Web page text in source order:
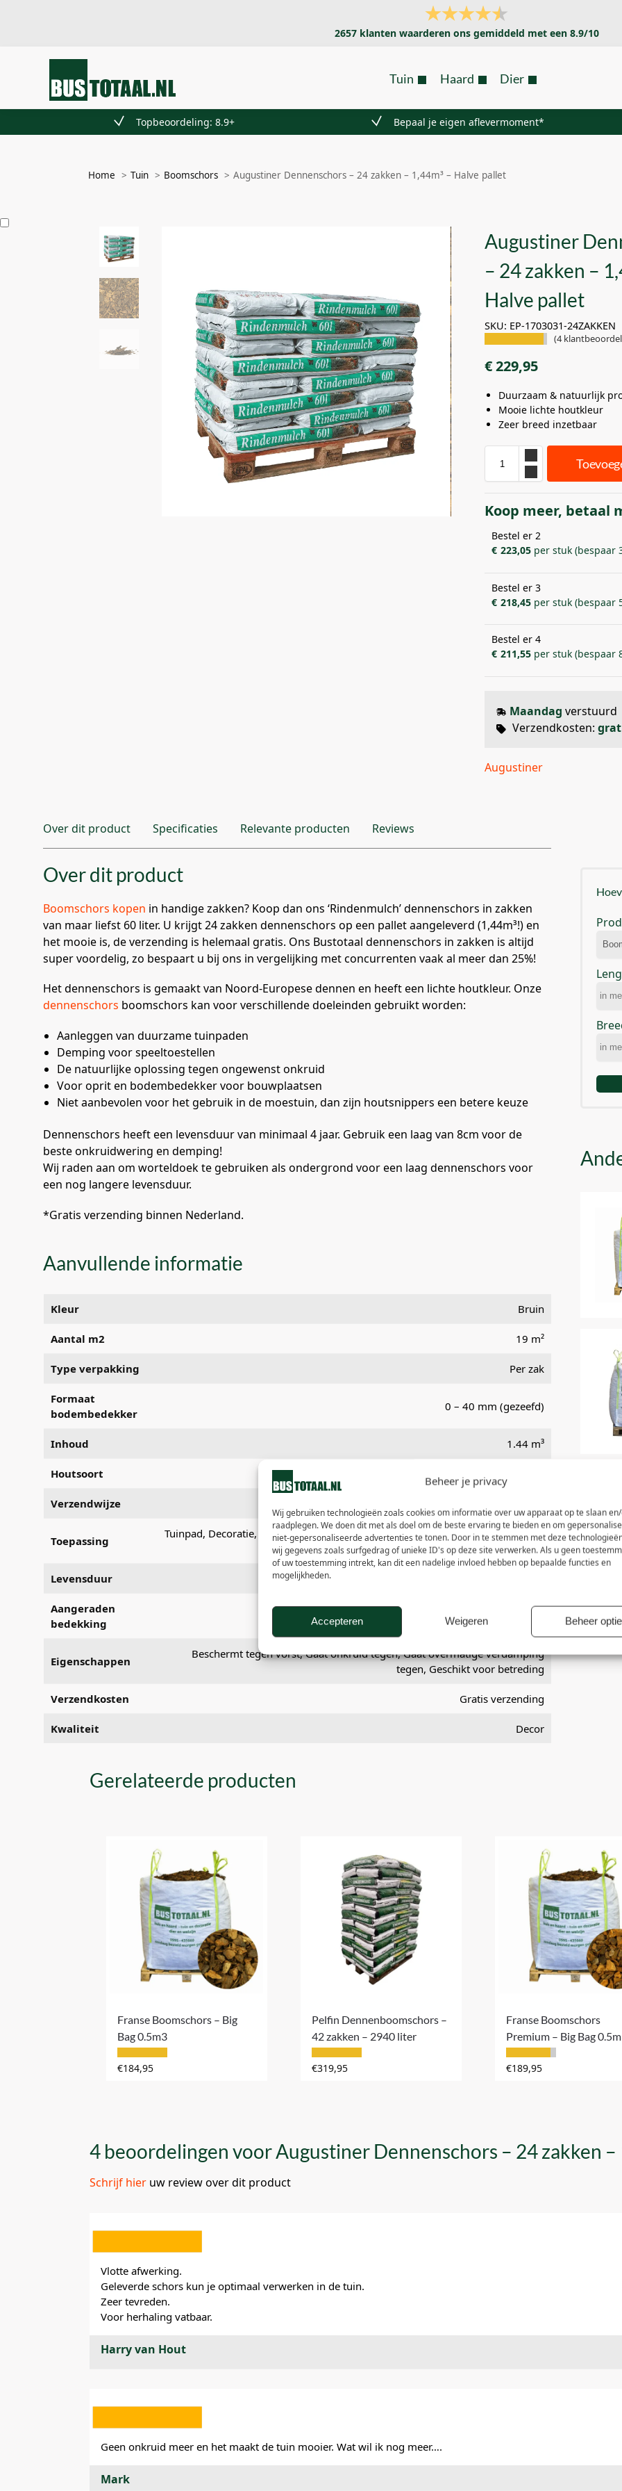
Beheer je privacy
Wij gebruiken technologieën zoals cookies om informatie over uw apparaat op te slaan
raadplegen. We doen dit met als doel om de beste ervaring te bieden en om
niet-gepersonaliseerde advertenties te tonen. Door in te stemmen met deze
wij gegevens zoals surfgedrag of unieke ID's op deze site verwerken. Als u geen
of uw toestemming intrekt, kan dit een nadelige invloed hebben op bepaalde functies en
mogelijkheden.
Accepteren Weigeren Beheer
2657klanten waarderen ons gemiddeld met een 8.9/10
Tuin Haard Dier
Topbeoordeling: 8.9+ Bepaal je eigen aflevermoment*
Home Tuin Boomschors Augustiner Dennenschors – 24 zakken – 1,44m³ – Halve pallet
Augustiner
– 24 zakken –
Halve pallet
SKU: EP-1703031-24ZAKKEN
(4
€229,95
Duurzaam & natuurlijk
Mooie lichte houtkleur
Zeer breed inzetbaar
Koop meer, betaal
Bestel er 2
€ 223,05 per stuk (bespaar
Bestel er 3
€ 218,45 per stuk (bespaar
Bestel er 4
€ 211,55 per stuk (bespaar
Maandag verstuurd
Verzendkosten:
Augustiner
Over dit product Specificaties Relevante producten Reviews
Over dit product
Boomschors kopen in handige zakken? Koop dan ons ‘Rindenmulch’ dennenschors in zakken
van maar liefst 60 liter. U krijgt 24 zakken dennenschors op een pallet aangeleverd (1,44m³!) en
het mooie is, de verzending is helemaal gratis. Ons Bustotaal dennenschors in zakken is altijd
super voordelig, zo bespaart u bij ons in vergelijking met concurrenten vaak al meer dan 25%!
Het dennenschors is gemaakt van Noord-Europese dennen en heeft een lichte houtkleur. Onze
dennenschors boomschors kan voor verschillende doeleinden gebruikt worden:
Aanleggen van duurzame tuinpaden
Demping voor speeltoestellen
De natuurlijke oplossing tegen ongewenst onkruid
Voor oprit en bodembedekker voor bouwplaatsen
Niet aanbevolen voor het gebruik in de moestuin, dan zijn houtsnippers een betere keuze
Dennenschors heeft een levensduur van minimaal 4 jaar. Gebruik een laag van 8cm voor de
beste onkruidwering en demping!
Wij raden aan om worteldoek te gebruiken als ondergrond voor een laag dennenschors voor
een nog langere levensduur.
*Gratis verzending binnen Nederland.
Aanvullende informatie
Kleur Bruin
Aantal m2 19 m²
Type verpakking Per zak
Formaat
bodembedekker
0 – 40 mm (gezeefd)
Inhoud 1.44 m³
Houtsoort
Verzendwijze
Toepassing
Tuinpad, Decoratie, Speeltuin, Bloembakken, Tuinpad, oprit, Winterklaar maken
van uw tuin
Levensduur
Aangeraden
bedekking
5 cm met worteldoek, 8 cm zonder worteldoek
Eigenschappen
Beschermt tegen vorst, Gaat onkruid tegen, Gaat overmatige verdamping
tegen, Geschikt voor betreding
Verzendkosten Gratis verzending
Kwaliteit Decor
Gerelateerde producten
Franse Boomschors – Big
Bag 0.5m3
€184,95
Pelfin Dennenboomschors –
42 zakken – 2940 liter
€319,95
Franse Boomschors
Premium – Big Bag
€189,95
4 beoordelingen voorAugustiner Dennenschors – 24 zakken –
Schrijf hieruw review over dit product
Harry van Hout
Vlotte afwerking.
Geleverde schors kun je optimaal verwerken in de tuin.
Zeer tevreden.
Voor herhaling vatbaar.
Mark
Geen onkruid meer en het maakt de tuin mooier. Wat wil ik nog meer….